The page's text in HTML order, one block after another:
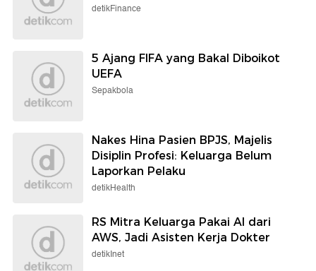
detikFinance
5 Ajang FIFA yang Bakal Diboikot
UEFA
Sepakbola
Nakes Hina Pasien BPJS, Majelis
Disiplin Profesi: Keluarga Belum
Laporkan Pelaku
detikHealth
RS Mitra Keluarga Pakai AI dari
AWS, Jadi Asisten Kerja Dokter
detikInet